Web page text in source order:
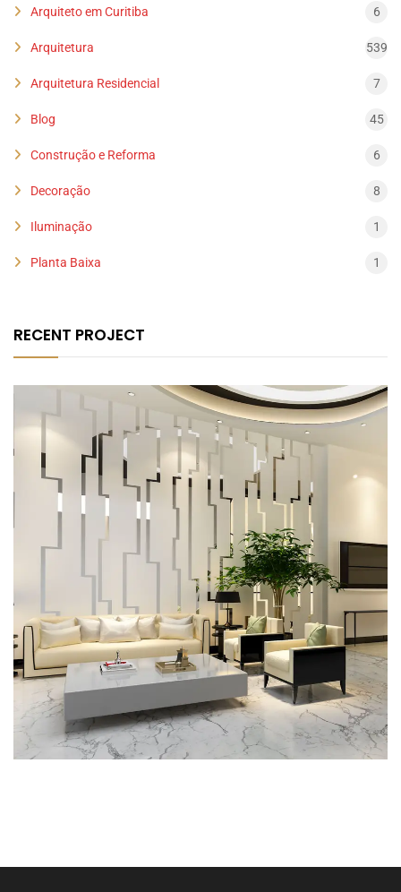
Arquiteto em Curitiba 6
Arquitetura 539
Arquitetura Residencial 7
Blog 45
Construção e Reforma 6
Decoração 8
Iluminação 1
Planta Baixa 1
RECENT PROJECT